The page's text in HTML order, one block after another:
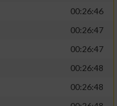
00:26:46
00:26:47
00:26:47
00:26:48
00:26:48